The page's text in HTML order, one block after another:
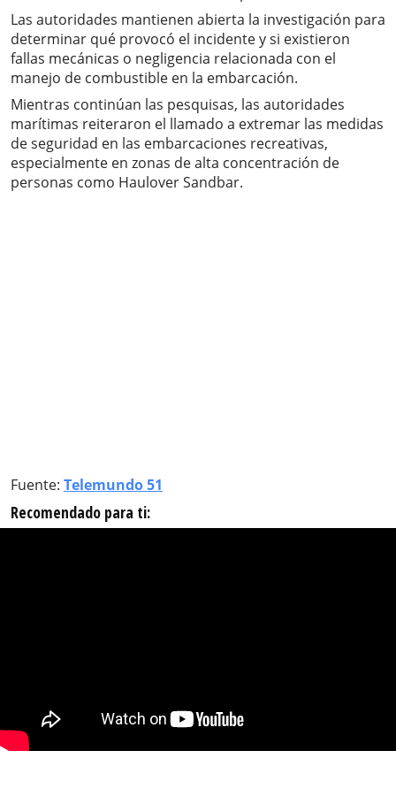
Las autoridades mantienen abierta la investigación para
determinar qué provocó el incidente y si existieron
fallas mecánicas o negligencia relacionada con el
manejo de combustible en la embarcación.
Mientras continúan las pesquisas, las autoridades
marítimas reiteraron el llamado a extremar las medidas
de seguridad en las embarcaciones recreativas,
especialmente en zonas de alta concentración de
personas como Haulover Sandbar.
Fuente: Telemundo 51
Recomendado para ti: